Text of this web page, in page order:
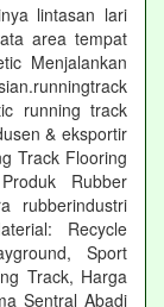
lintasan lari
area tempat
Menjalankan
running track
& eksportir
Track Flooring
Rubber
rubberindustri
Recycle
Sport
Track, Harga
Sentral Abadi